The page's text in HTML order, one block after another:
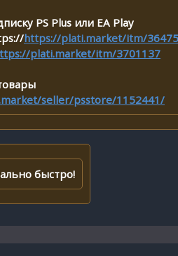
PS Plus или EA Play
https://plati.market/itm/
plati.market/itm/3701137
seller/psstore/1152441/
быстро!